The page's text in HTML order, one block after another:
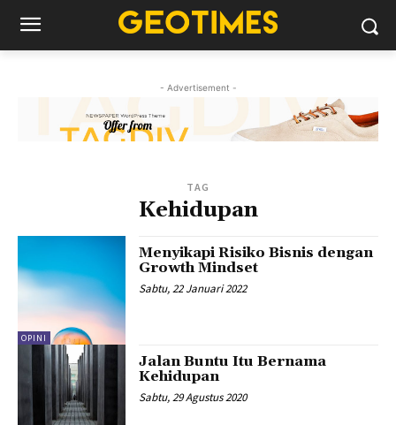
- Advertisement -
TAG
Kehidupan
OPINI
Menyikapi Risiko Bisnis dengan
Growth Mindset
Sabtu, 22 Januari 2022
Jalan Buntu Itu Bernama
Kehidupan
Sabtu, 29 Agustus 2020